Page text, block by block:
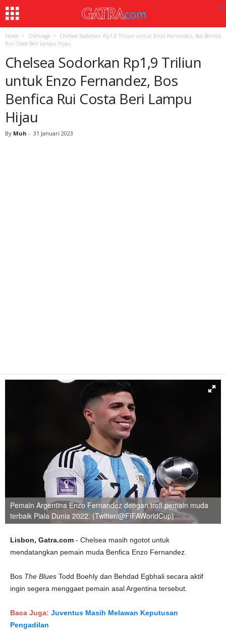
Home Olahraga
Chelsea Sodorkan Rp1,9 Triliun untuk Enzo Fernandez, Bos Benfica
Rui Costa Beri Lampu Hijau
Chelsea Sodorkan Rp1,9 Triliun
untuk Enzo Fernandez, Bos
Benfica Rui Costa Beri Lampu
Hijau
By Muh - 31 Januari 2023
Pemain Argentina Enzo Fernandez dengan trofi pemain muda
terbaik Piala Dunia 2022. (Twitter/@FIFAWorldCup)
Lisbon, Gatra.com - Chelsea masih ngotot untuk
mendatangkan pemain muda Benfica Enzo Fernandez.
Bos The Blues Todd Boehly dan Behdad Egbhali secara aktif
ingin segera menggaet pemain asal Argentina tersebut.
Baca Juga: Juventus Masih Melawan Keputusan
Pengadilan